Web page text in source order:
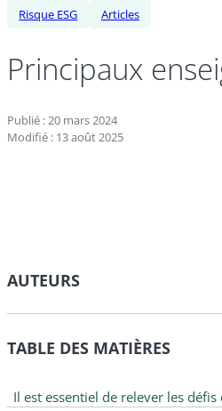
Risque ESG Articles
Principaux
Publié : 20 mars 2024
Modifié : 13 août 2025
AUTEURS
TABLE DES MATIÈRES
Il est essentiel de relever les